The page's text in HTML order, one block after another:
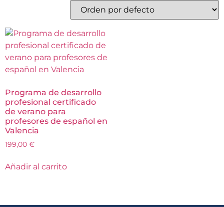
Programa de desarrollo
profesional certificado
de verano para
profesores de español en
Valencia
199,00 €
Añadir al carrito